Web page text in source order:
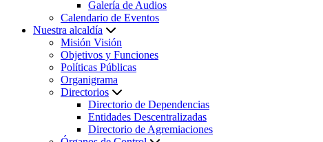
Galería de Audios
Calendario de Eventos
Nuestra alcaldía
Misión Visión
Objetivos y Funciones
Políticas Públicas
Organigrama
Directorios
Directorio de Dependencias
Entidades Descentralizadas
Directorio de Agremiaciones